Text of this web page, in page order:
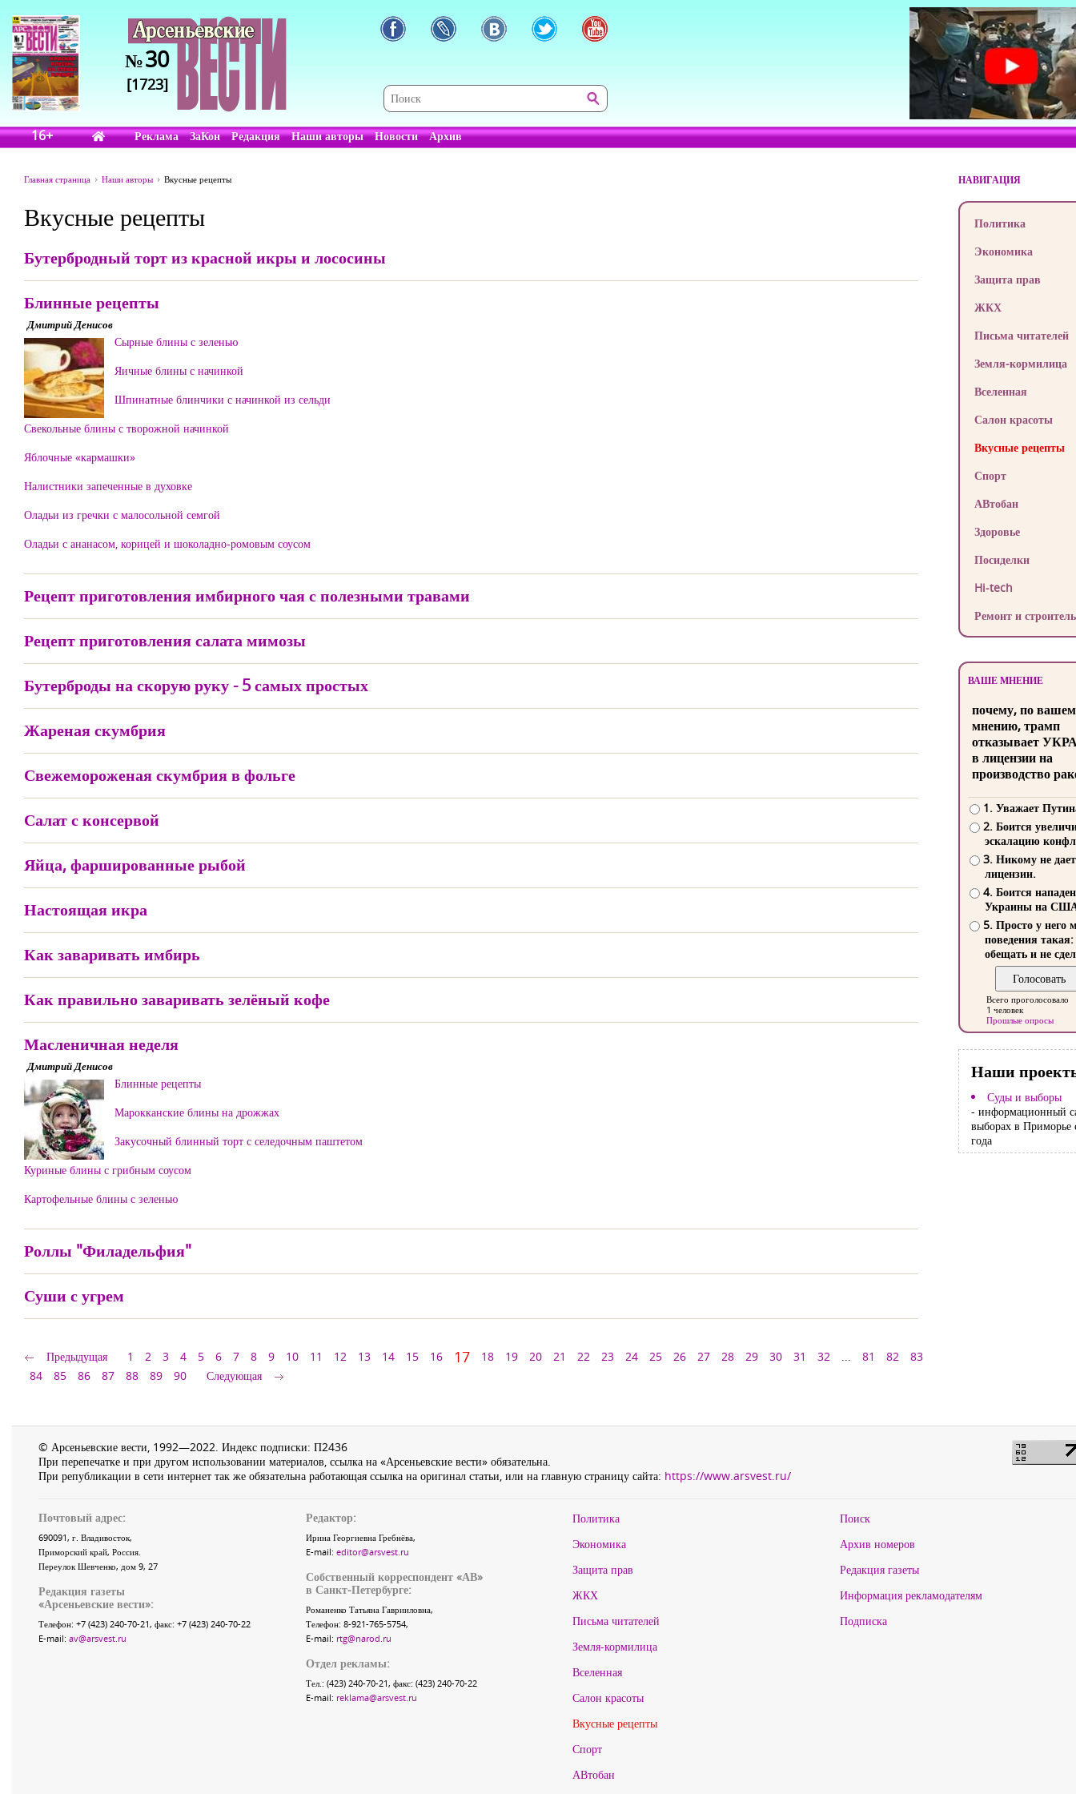
№30
[1723]
16+ Реклама ЗаКон Редакция Наши авторы Новости Архив
Главная страница Наши авторы Вкусные рецепты
Вкусные рецепты
Бутербродный торт из красной икры и лососины
Блинные рецепты
Дмитрий Денисов
Сырные блины с зеленью
Яичные блины с начинкой
Шпинатные блинчики с начинкой из сельди
Свекольные блины с творожной начинкой
Яблочные «кармашки»
Налистники запеченные в духовке
Оладьи из гречки с малосольной семгой
Оладьи с ананасом, корицей и шоколадно-ромовым соусом
Рецепт приготовления имбирного чая с полезными травами
Рецепт приготовления салата мимозы
Бутерброды на скорую руку - 5 самых простых
Жареная скумбрия
Свежемороженая скумбрия в фольге
Салат с консервой
Яйца, фаршированные рыбой
Настоящая икра
Как заваривать имбирь
Как правильно заваривать зелёный кофе
Масленичная неделя
Дмитрий Денисов
Блинные рецепты
Марокканские блины на дрожжах
Закусочный блинный торт с селедочным паштетом
Куриные блины с грибным соусом
Картофельные блины с зеленью
Роллы "Филадельфия"
Суши с угрем
Предыдущая 1 2 3 4 5 6 7 8 9 10 11 12 13 14 15 16 17 18 19 20 21 22 23 24 25 26 27 28 29 30 31 32 ... 81 82
83
84
85 86 87 88 89 90 Следующая
НАВИГАЦИЯ
Политика
Экономика
Защита прав
ЖКХ
Письма читателей
Земля-кормилица
Вселенная
Салон красоты
Вкусные рецепты
Спорт
АВтобан
Здоровье
Посиделки
Hi-tech
Ремонт и
ВАШЕ МНЕНИЕ
почему, по
мнению, трамп
отказывает
в лицензии на
производство
1. Уважает
2. Боится
эскалацию
3. Никому не
лицензии.
4. Боится
Украины на
5. Просто у него
поведения такая:
обещать и не
Всего проголосовало
1 человек
Прошлые опросы
Наши
Суды и выборы
- информационный
выборах в Приморье
года
© Арсеньевские вести, 1992—2022. Индекс подписки: П2436
При перепечатке и при другом использовании материалов, ссылка на «Арсеньевские вести» обязательна.
При републикации в сети интернет так же обязательна работающая ссылка на оригинал статьи, или на главную страницу сайта: https://www.arsvest.ru/
Почтовый адрес:
690091, г. Владивосток,
Приморский край, Россия.
Переулок Шевченко, дом 9, 27
Редакция газеты
«Арсеньевские вести»:
Телефон: +7 (423) 240-70-21, факс: +7 (423) 240-70-22
E-mail: av@arsvest.ru
Редактор:
Ирина Георгиевна Гребнёва,
E-mail: editor@arsvest.ru
Собственный корреспондент «АВ»
в Санкт-Петербурге:
Романенко Татьяна Гаврииловна,
Телефон: 8-921-765-5754,
E-mail: rtg@narod.ru
Отдел рекламы:
Тел.: (423) 240-70-21, факс: (423) 240-70-22
E-mail: reklama@arsvest.ru
Политика
Экономика
Защита прав
ЖКХ
Письма читателей
Земля-кормилица
Вселенная
Салон красоты
Вкусные рецепты
Спорт
АВтобан
Поиск
Архив номеров
Редакция газеты
Информация рекламодателям
Подписка